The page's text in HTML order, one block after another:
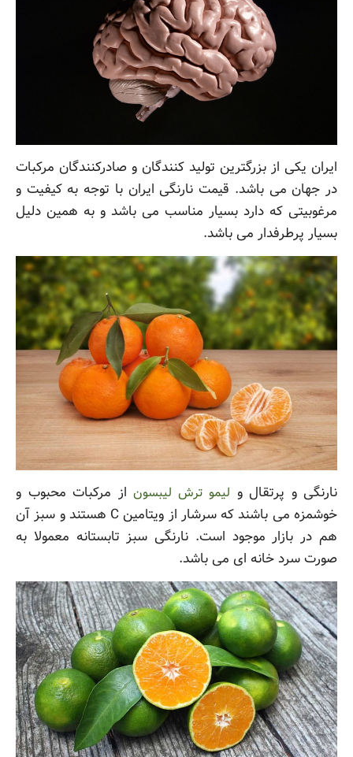
ایران یکی از بزرگترین تولید کنندگان و صادرکنندگان مرکبات
در جهان می باشد. قیمت نارنگی ایران با توجه به کیفیت و
مرغوبیتی که دارد بسیار مناسب می باشد و به همین دلیل
بسیار پرطرفدار می باشد.
نارنگی و پرتقال و لیمو ترش لیبسون از مرکبات محبوب و
خوشمزه می باشند که سرشار از ویتامین C هستند و سبز آن
هم در بازار موجود است. نارنگی سبز تابستانه معمولا به
صورت سرد خانه ای می باشد.